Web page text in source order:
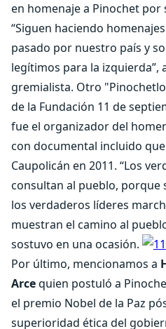
en homenaje a Pinochet
“Siguen haciendo
pasado por nuestro país y
legítimos para la
gremialista. Otro
de la Fundación 11 de
fue el organizador del
con documental incluido
Caupolicán en 2011. “Los
consultan al pueblo, porque
los verdaderos líderes
muestran el camino al
sostuvo en una ocasión.
Por último, mencionamos a
Arcequien postuló a
el premio Nobel de la Paz
superioridad ética del